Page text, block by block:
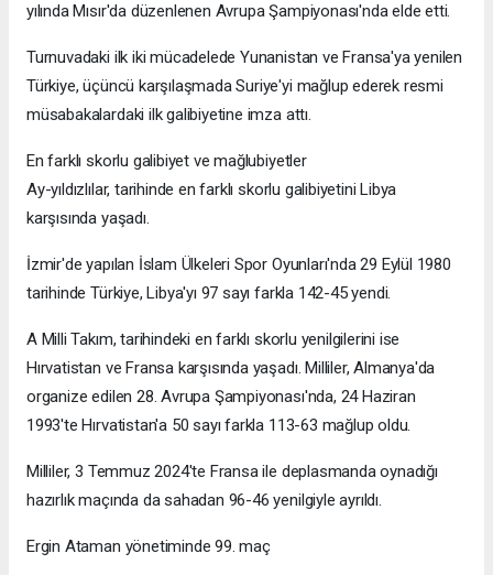
yılında Mısır'da düzenlenen Avrupa Şampiyonası'nda elde etti.
Turnuvadaki ilk iki mücadelede Yunanistan ve Fransa'ya yenilen
Türkiye, üçüncü karşılaşmada Suriye'yi mağlup ederek resmi
müsabakalardaki ilk galibiyetine imza attı.
En farklı skorlu galibiyet ve mağlubiyetler
Ay-yıldızlılar, tarihinde en farklı skorlu galibiyetini Libya
karşısında yaşadı.
İzmir'de yapılan İslam Ülkeleri Spor Oyunları'nda 29 Eylül 1980
tarihinde Türkiye, Libya'yı 97 sayı farkla 142-45 yendi.
A Milli Takım, tarihindeki en farklı skorlu yenilgilerini ise
Hırvatistan ve Fransa karşısında yaşadı. Milliler, Almanya'da
organize edilen 28. Avrupa Şampiyonası'nda, 24 Haziran
1993'te Hırvatistan'a 50 sayı farkla 113-63 mağlup oldu.
Milliler, 3 Temmuz 2024'te Fransa ile deplasmanda oynadığı
hazırlık maçında da sahadan 96-46 yenilgiyle ayrıldı.
Ergin Ataman yönetiminde 99. maç